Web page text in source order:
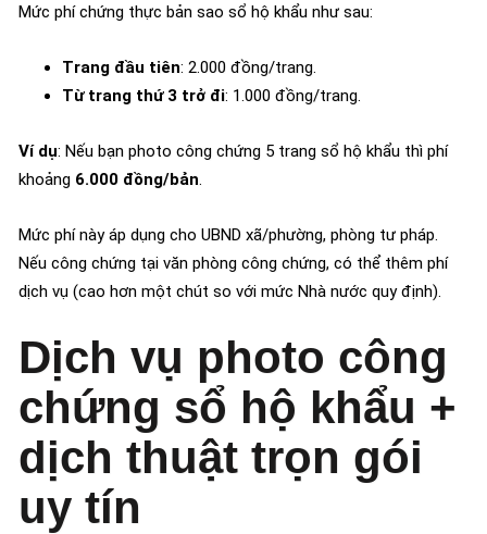
Mức phí chứng thực bản sao sổ hộ khẩu như sau:
Trang đầu tiên: 2.000 đồng/trang.
Từ trang thứ 3 trở đi: 1.000 đồng/trang.
Ví dụ: Nếu bạn photo công chứng 5 trang sổ hộ khẩu thì phí
khoảng 6.000 đồng/bản
Mức phí này áp dụng cho UBND xã/phường, phòng tư pháp.
Nếu công chứng tại văn phòng công chứng, có thể thêm phí
dịch vụ (cao hơn một chút so với mức Nhà nước quy định).
Dịch vụ photo công
chứng sổ hộ khẩu +
dịch thuật trọn gói
uy tín